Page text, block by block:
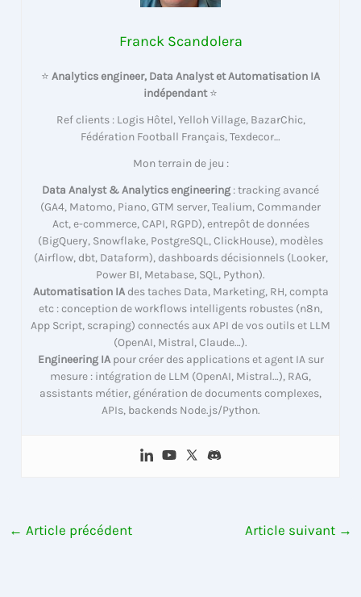
Franck Scandolera
⭐ Analytics engineer, Data Analyst et Automatisation IA
indépendant⭐
Ref clients : Logis Hôtel, Yelloh Village, BazarChic,
Fédération Football Français, Texdecor…
Mon terrain de jeu :
Data Analyst & Analytics engineering : tracking avancé
(GA4, Matomo, Piano, GTM server, Tealium, Commander
Act, e-commerce, CAPI, RGPD), entrepôt de données
(BigQuery, Snowflake, PostgreSQL, ClickHouse), modèles
(Airflow, dbt, Dataform), dashboards décisionnels (Looker,
Power BI, Metabase, SQL, Python).
Automatisation IAdes taches Data, Marketing, RH, compta
etc : conception de workflows intelligents robustes (n8n,
App Script, scraping) connectés aux API de vos outils et LLM
(OpenAI, Mistral, Claude…).
Engineering IApour créer des applications et agent IA sur
mesure : intégration de LLM (OpenAI, Mistral…), RAG,
assistants métier, génération de documents complexes,
APIs, backends Node.js/Python.
← Article précédent Article suivant →